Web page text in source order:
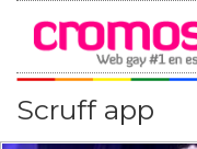
Scruff app